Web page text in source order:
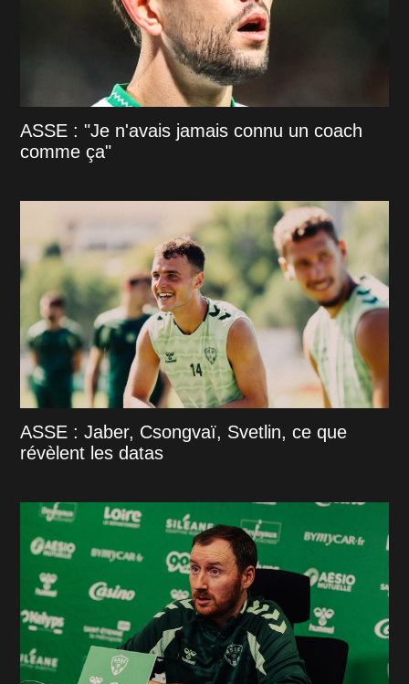
ASSE : "Je n'avais jamais connu un coach
comme ça"
ASSE : Jaber, Csongvaï, Svetlin, ce que
révèlent les datas